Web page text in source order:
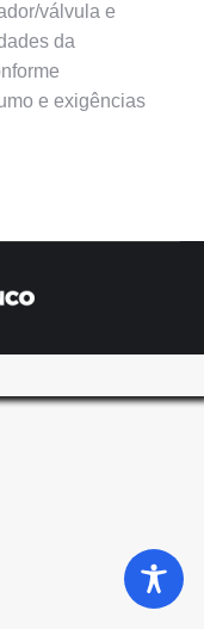
válvula e
da
e exigências